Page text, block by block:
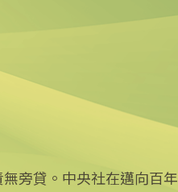
旁貸。中央社在邁向百年